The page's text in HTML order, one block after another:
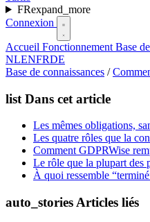
FRexpand_more
Connexion
Accueil Fonctionnement Base
NLENFRDE
Base de connaissances /
list Dans cet article
Les mêmes obligations,
Les quatre rôles que la
Comment GDPRWise
Le rôle que la plupart des
À quoi ressemble
auto_stories Articles liés